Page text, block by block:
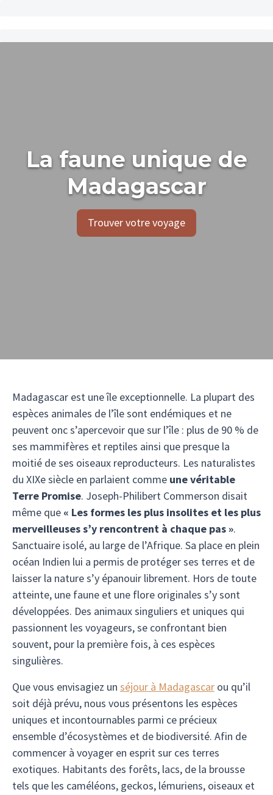
La faune unique de
Madagascar
Trouver votre voyage
Madagascar est une île exceptionnelle. La plupart des
espèces animales de l’île sont endémiques et ne
peuvent onc s’apercevoir que sur l’île : plus de 90 % de
ses mammifères et reptiles ainsi que presque la
moitié de ses oiseaux reproducteurs. Les naturalistes
du XIXe siècle en parlaient comme une véritable
Terre Promise. Joseph-Philibert Commerson disait
même que « Les formes les plus insolites et les plus
merveilleuses s’y rencontrent à chaque pas ».
Sanctuaire isolé, au large de l’Afrique. Sa place en plein
océan Indien lui a permis de protéger ses terres et de
laisser la nature s’y épanouir librement. Hors de toute
atteinte, une faune et une flore originales s’y sont
développées. Des animaux singuliers et uniques qui
passionnent les voyageurs, se confrontant bien
souvent, pour la première fois, à ces espèces
singulières.
Que vous envisagiez un séjour à Madagascar ou qu’il
soit déjà prévu, nous vous présentons les espèces
uniques et incontournables parmi ce précieux
ensemble d’écosystèmes et de biodiversité. Afin de
commencer à voyager en esprit sur ces terres
exotiques. Habitants des forêts, lacs, de la brousse
tels que les caméléons, geckos, lémuriens, oiseaux et